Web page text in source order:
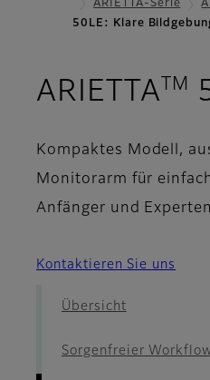
ARIETTA-Serie
50LE: Klare
ARIETTA TM
Kompaktes Modell,
Monitorarm für
Anfänger und
Kontaktieren Sie uns
Übersicht
Sorgenfreier